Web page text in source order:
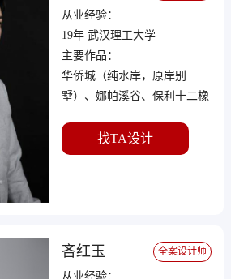
从业经验：
19年 武汉理工大学
主要作品：
华侨城（纯水岸，原岸别
墅）、娜帕溪谷、保利十二橡
建汤逊湖壹号、远洋庄园、中
国院子、招商公园、元舍
找TA设计
吝红玉 全案设计师
从业经验：